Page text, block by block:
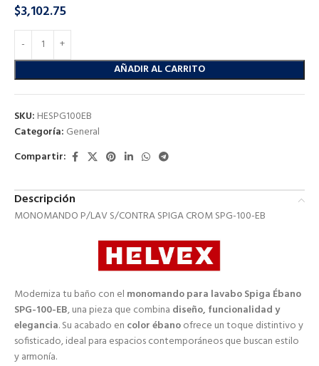
$3,102.75
AÑADIR AL CARRITO
SKU: HESPG100EB
Categoría: General
Compartir:
Descripción
MONOMANDO P/LAV S/CONTRA SPIGA CROM SPG-100-EB
Moderniza tu baño con el monomando para lavabo Spiga Ébano
SPG-100-EB, una pieza que combina diseño, funcionalidad y
elegancia. Su acabado en color ébanoofrece un toque distintivo y
sofisticado, ideal para espacios contemporáneos que buscan estilo
y armonía.